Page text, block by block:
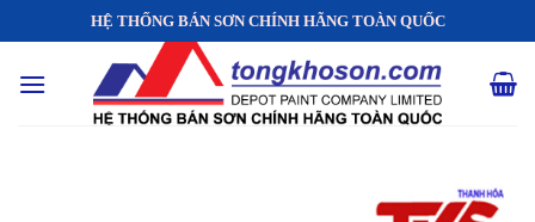
to
content
HỆ THỐNG BÁN SƠN CHÍNH HÃNG TOÀN QUỐC